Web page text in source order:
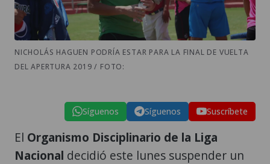
NICHOLÁS HAGUEN PODRÍA ESTAR PARA LA FINAL DE VUELTA
DEL APERTURA 2019 / FOTO:
Síguenos Síguenos Suscríbete
El Organismo Disciplinario de la Liga
Nacional decidió este lunes suspender un